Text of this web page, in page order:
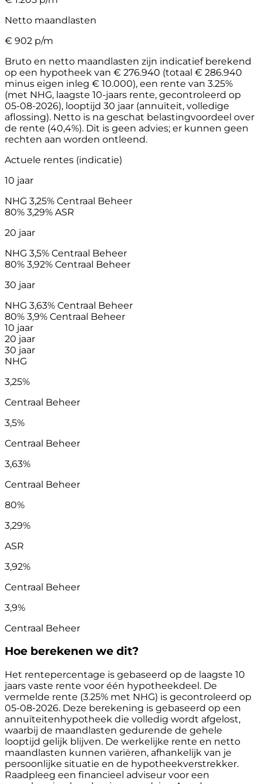
Netto maandlasten
€ 902 p/m
Bruto en netto maandlasten zijn indicatief berekend
op een hypotheek van € 276.940 (totaal € 286.940
minus eigen inleg € 10.000), een rente van 3.25%
(met NHG, laagste 10-jaars rente, gecontroleerd op
05-08-2026), looptijd 30 jaar (annuïteit, volledige
aflossing). Netto is na geschat belastingvoordeel over
de rente (40,4%). Dit is geen advies; er kunnen geen
rechten aan worden ontleend.
Actuele rentes (indicatie)
10 jaar
NHG 3,25% Centraal Beheer
80% 3,29% ASR
20 jaar
NHG 3,5% Centraal Beheer
80% 3,92% Centraal Beheer
30 jaar
NHG 3,63% Centraal Beheer
80% 3,9% Centraal Beheer
10 jaar
20 jaar
30 jaar
NHG
3,25%
Centraal Beheer
3,5%
Centraal Beheer
3,63%
Centraal Beheer
80%
3,29%
ASR
3,92%
Centraal Beheer
3,9%
Centraal Beheer
Hoe berekenen we dit?
Het rentepercentage is gebaseerd op de laagste 10
jaars vaste rente voor één hypotheekdeel. De
vermelde rente (3.25% met NHG) is gecontroleerd op
05-08-2026. Deze berekening is gebaseerd op een
annuïteitenhypotheek die volledig wordt afgelost,
waarbij de maandlasten gedurende de gehele
looptijd gelijk blijven. De werkelijke rente en netto
maandlasten kunnen variëren, afhankelijk van je
persoonlijke situatie en de hypotheekverstrekker.
Raadpleeg een financieel adviseur voor een